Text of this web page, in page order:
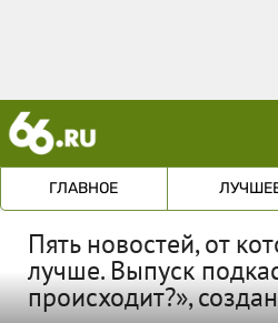
ГЛАВНОЕ
Пять новостей, от
лучше. Выпуск
происходит?»,